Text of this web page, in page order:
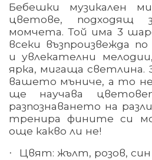
Бебешки музикален
цветове, подходящ
момчета. Той има 3
всеки възпроизвежда
и увлекателни
ярка, мигаща светлина.
вашето мъниче, а то
ще научава
разпознаването на
тренира фините си
още какво ли не!
· Цвят: жълт, розов, син